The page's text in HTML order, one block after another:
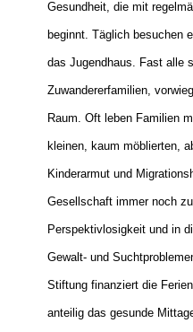
Gesundheit, die mit
beginnt. Täglich besuchen
das Jugendhaus. Fast alle
Zuwandererfamilien,
Raum. Oft leben Familien
kleinen, kaum möblierten,
Kinderarmut und
Gesellschaft immer noch
Perspektivlosigkeit und in
Gewalt- und
Stiftung finanziert die
anteilig das gesunde